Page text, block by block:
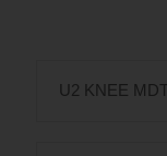
U2 KNEE